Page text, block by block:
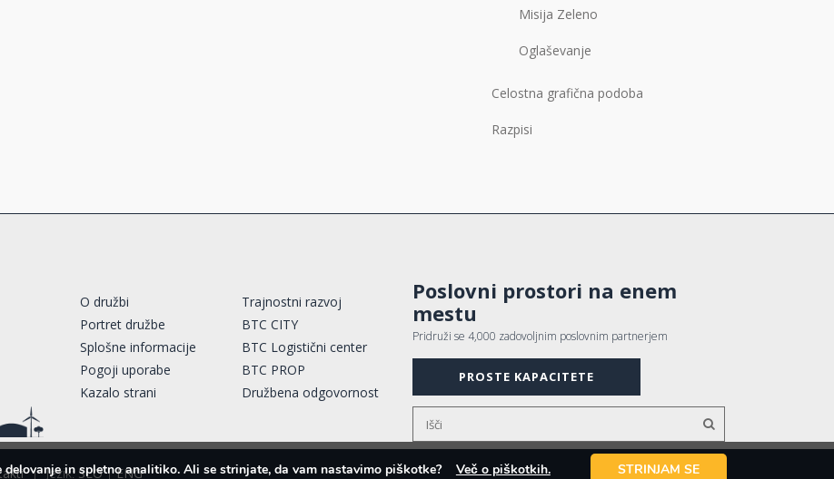
Misija Zeleno
Oglaševanje
Celostna grafična podoba
Razpisi
O družbi
Portret družbe
Splošne informacije
Pogoji uporabe
Kazalo strani
Trajnostni razvoj
BTC CITY
BTC Logistični center
BTC PROP
Družbena odgovornost
Poslovni prostori na enem
mestu
Pridruži se 4,000 zadovoljnim poslovnim partnerjem
PROSTE KAPACITETE
| Jezik: SLO|ENG Avtorji
in spletno analitiko. Ali se strinjate, da vam nastavimo piškotke? Več o piškotkih. STRINJAM SE